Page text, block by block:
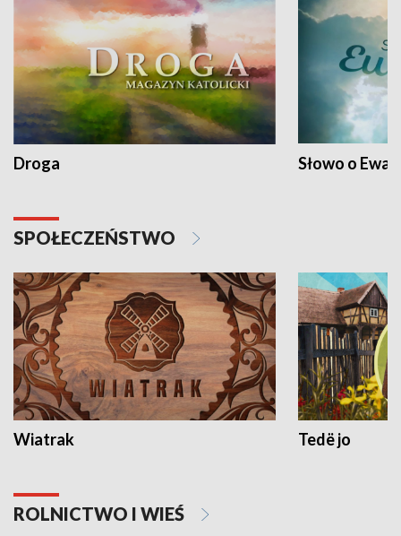
Droga Słowo o
SPOŁECZEŃSTWO
Wiatrak Tedë jo
ROLNICTWO I WIEŚ